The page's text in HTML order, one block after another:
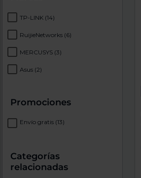
TP-LINK (14)
RuijieNetworks (6)
MERCUSYS (3)
Asus (2)
Promociones
Envío gratis (13)
Categorías
relacionadas